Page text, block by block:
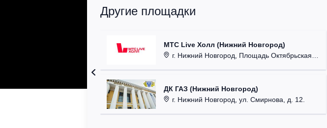
Другие площадки
МТС Live Холл (Нижний Новгород)
г. Нижний Новгород, Площадь Октябрьская, д. 1.
ДК ГАЗ (Нижний Новгород)
г. Нижний Новгород, ул. Смирнова, д. 12.